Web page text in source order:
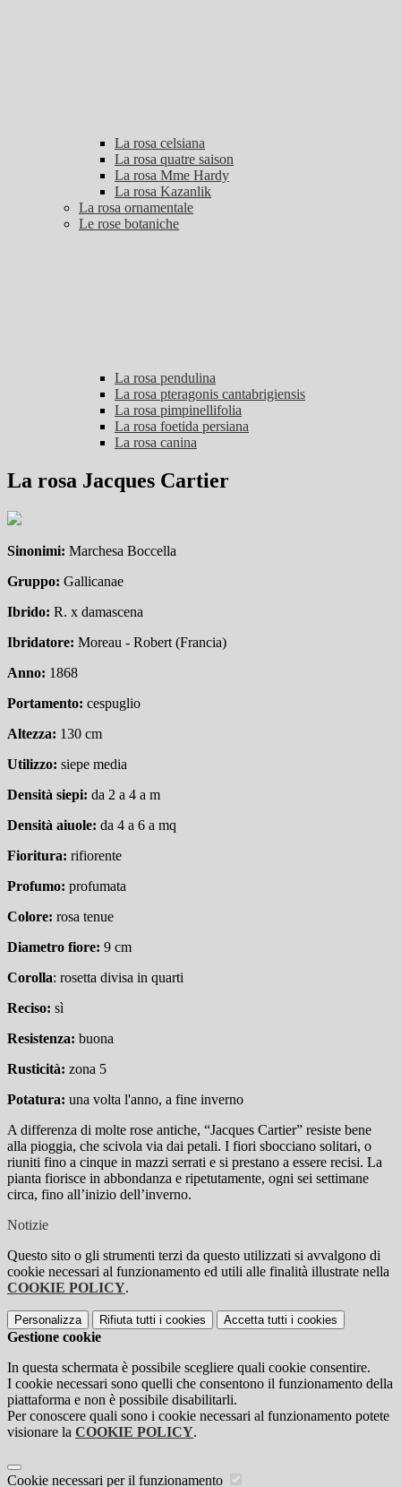
La rosa celsiana
La rosa quatre saison
La rosa Mme Hardy
La rosa Kazanlik
La rosa ornamentale
Le rose botaniche
La rosa pendulina
La rosa pteragonis cantabrigiensis
La rosa pimpinellifolia
La rosa foetida persiana
La rosa canina
La rosa Jacques Cartier
Sinonimi: Marchesa Boccella
Gruppo: Gallicanae
Ibrido: R. x damascena
Ibridatore: Moreau - Robert (Francia)
Anno: 1868
Portamento: cespuglio
Altezza: 130 cm
Utilizzo: siepe media
Densità siepi: da 2 a 4 a m
Densità aiuole: da 4 a 6 a mq
Fioritura: rifiorente
Profumo: profumata
Colore: rosa tenue
Diametro fiore: 9 cm
Corolla: rosetta divisa in quarti
Reciso: sì
Resistenza: buona
Rusticità: zona 5
Potatura: una volta l'anno, a fine inverno
A differenza di molte rose antiche, “Jacques Cartier” resiste bene
alla pioggia, che scivola via dai petali. I fiori sbocciano solitari, o
riuniti fino a cinque in mazzi serrati e si prestano a essere recisi. La
pianta fiorisce in abbondanza e ripetutamente, ogni sei settimane
circa, fino all’inizio dell’inverno.
Notizie
Questo sito o gli strumenti terzi da questo utilizzati si avvalgono di
cookie necessari al funzionamento ed utili alle finalità illustrate nella
COOKIE POLICY.
Personalizza Rifiuta tutti i cookies Accetta tutti i cookies
Gestione cookie
In questa schermata è possibile scegliere quali cookie consentire.
I cookie necessari sono quelli che consentono il funzionamento della
piattaforma e non è possibile disabilitarli.
Per conoscere quali sono i cookie necessari al funzionamento potete
visionare la COOKIE POLICY.
Cookie necessari per il funzionamento